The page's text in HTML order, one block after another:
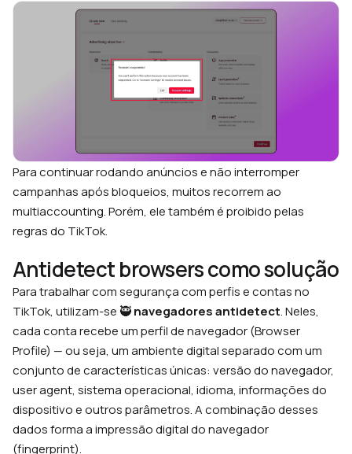
Para continuar rodando anúncios e não interromper
campanhas após bloqueios, muitos recorrem ao
multiaccounting. Porém, ele também é proibido pelas
regras do TikTok.
Antidetect browsers como solução
Para trabalhar com segurança com perfis e contas no
TikTok, utilizam-se 🥷navegadores antidetect. Neles,
cada conta recebe um perfil de navegador (Browser
Profile) — ou seja, um ambiente digital separado com um
conjunto de características únicas: versão do navegador,
user agent, sistema operacional, idioma, informações do
dispositivo e outros parâmetros. A combinação desses
dados forma a impressão digital do navegador
(fingerprint).